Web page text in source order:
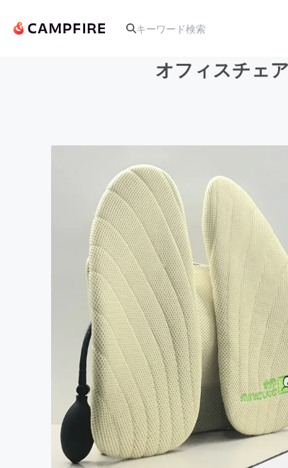
アート・写真
テクノロジー・ガジェット
映像・映画
ビジネス・起業
まちづくり・地域活性化
オフィスチェ